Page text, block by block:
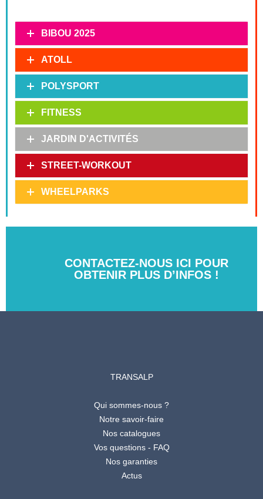
BIBOU 2025
ATOLL
POLYSPORT
FITNESS
JARDIN D'ACTIVITÉS
STREET-WORKOUT
WHEELPARKS
CONTACTEZ-NOUS ICI POUR
OBTENIR PLUS D’INFOS !
TRANSALP
Qui sommes-nous ?
Notre savoir-faire
Nos catalogues
Vos questions - FAQ
Nos garanties
Actus